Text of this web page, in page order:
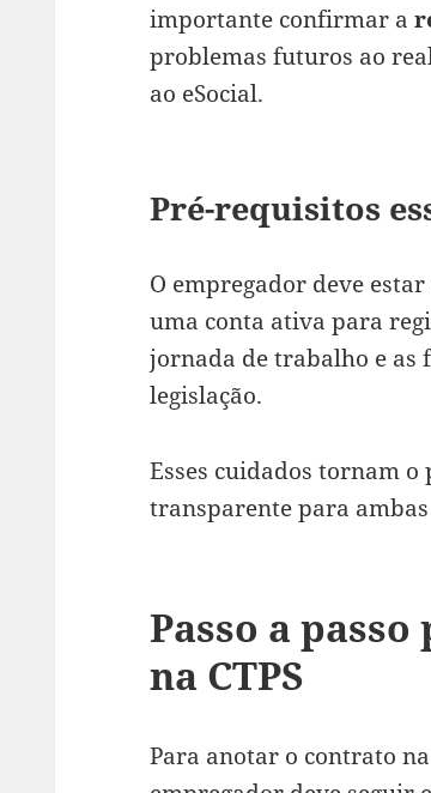
importante confirmar a
problemas futuros ao
ao eSocial.
Pré-requisitos
O empregador deve
uma conta ativa para
jornada de trabalho e as
legislação.
Esses cuidados tornam
transparente para
Passo a
na CTPS
Para anotar o contrato